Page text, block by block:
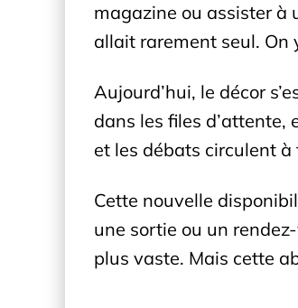
magazine ou assister à
allait rarement seul. On
Aujourd’hui, le décor
dans les files d’attente,
et les débats circulent
Cette nouvelle
une sortie ou un
plus vaste. Mais cette